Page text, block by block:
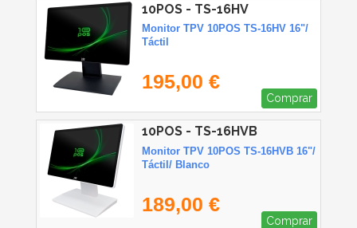
10POS - TS-16HV
Monitor TPV 10POS TS-16HV 16"/
Táctil
195,00 €
Comprar
10POS - TS-16HVB
Monitor TPV 10POS TS-16HVB 16"/
Táctil/ Blanco
189,00 €
Comprar